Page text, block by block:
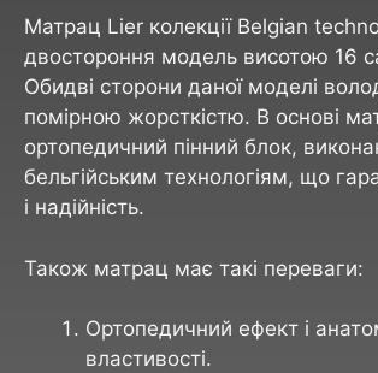
Матрац Lier колекції Belgian
двостороння модель висотою 16
Обидві сторони даної моделі
помірною жорсткістю. В основі
ортопедичний пінний блок,
бельгійським технологіям, що
і надійність.
Також матрац має такі переваги:
Ортопедичний ефект і
властивості.